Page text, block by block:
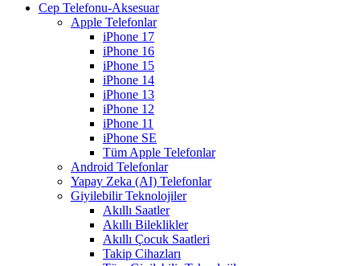
Cep Telefonu-Aksesuar
Apple Telefonlar
iPhone 17
iPhone 16
iPhone 15
iPhone 14
iPhone 13
iPhone 12
iPhone 11
iPhone SE
Tüm Apple Telefonlar
Android Telefonlar
Yapay Zeka (AI) Telefonlar
Giyilebilir Teknolojiler
Akıllı Saatler
Akıllı Bileklikler
Akıllı Çocuk Saatleri
Takip Cihazları